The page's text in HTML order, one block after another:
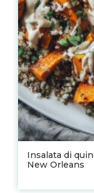
Insalata di
New Orleans